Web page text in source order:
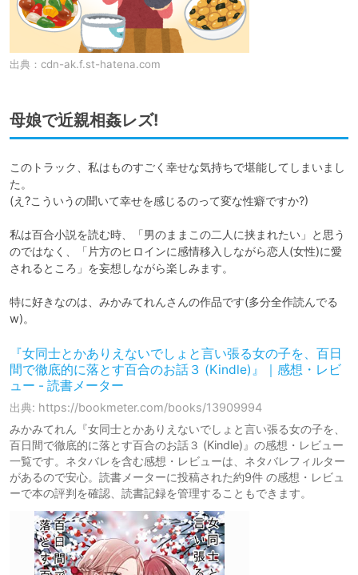
出典： cdn-ak.f.st-hatena.com
母娘で近親相姦レズ!
このトラック、私はものすごく幸せな気持ちで堪能してしまいまし
た。
(え?こういうの聞いて幸せを感じるのって変な性癖ですか?)
私は百合小説を読む時、「男のままこの二人に挟まれたい」と思う
のではなく、「片方のヒロインに感情移入しながら恋人(女性)に愛
されるところ」を妄想しながら楽しみます。
特に好きなのは、みかみてれんさんの作品です(多分全作読んでる
w)。
『女同士とかありえないでしょと言い張る女の子を、百日
間で徹底的に落とす百合のお話３ (Kindle)』｜感想・レビ
ュー - 読書メーター
出典: https://bookmeter.com/books/13909994
みかみてれん『女同士とかありえないでしょと言い張る女の子を、
百日間で徹底的に落とす百合のお話３ (Kindle)』の感想・レビュー
一覧です。ネタバレを含む感想・レビューは、ネタバレフィルター
があるので安心。読書メーターに投稿された約9件 の感想・レビュ
ーで本の評判を確認、読書記録を管理することもできます。